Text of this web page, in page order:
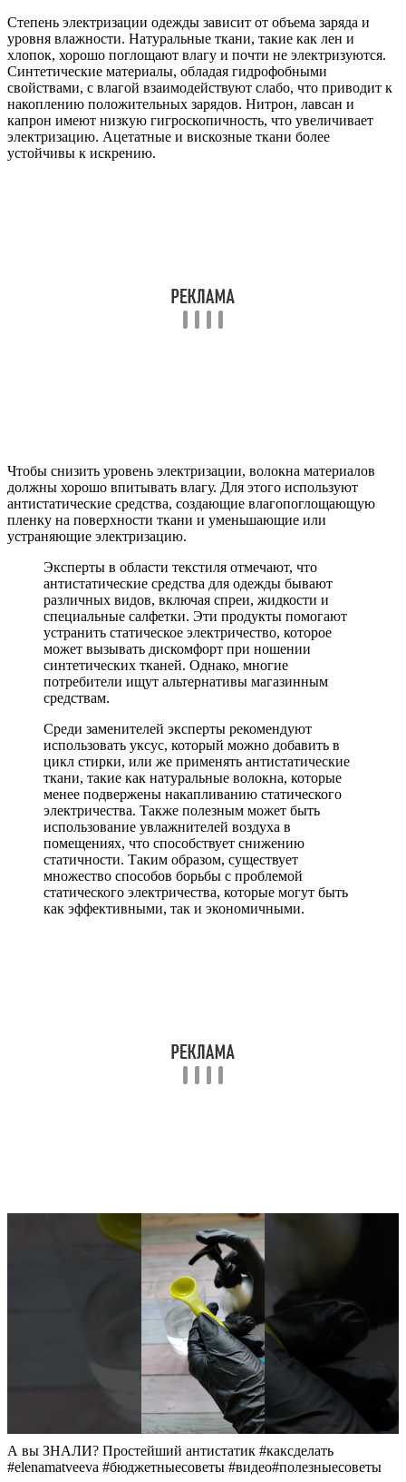
Степень электризации одежды зависит от объема заряда и
уровня влажности. Натуральные ткани, такие как лен и
хлопок, хорошо поглощают влагу и почти не электризуются.
Синтетические материалы, обладая гидрофобными
свойствами, с влагой взаимодействуют слабо, что приводит к
накоплению положительных зарядов. Нитрон, лавсан и
капрон имеют низкую гигроскопичность, что увеличивает
электризацию. Ацетатные и вискозные ткани более
устойчивы к искрению.
Чтобы снизить уровень электризации, волокна материалов
должны хорошо впитывать влагу. Для этого используют
антистатические средства, создающие влагопоглощающую
пленку на поверхности ткани и уменьшающие или
устраняющие электризацию.
Эксперты в области текстиля отмечают, что
антистатические средства для одежды бывают
различных видов, включая спреи, жидкости и
специальные салфетки. Эти продукты помогают
устранить статическое электричество, которое
может вызывать дискомфорт при ношении
синтетических тканей. Однако, многие
потребители ищут альтернативы магазинным
средствам.
Среди заменителей эксперты рекомендуют
использовать уксус, который можно добавить в
цикл стирки, или же применять антистатические
ткани, такие как натуральные волокна, которые
менее подвержены накапливанию статического
электричества. Также полезным может быть
использование увлажнителей воздуха в
помещениях, что способствует снижению
статичности. Таким образом, существует
множество способов борьбы с проблемой
статического электричества, которые могут быть
как эффективными, так и экономичными.
А вы ЗНАЛИ? Простейший антистатик #каксделать
#elenamatveeva #бюджетныесоветы #видео#полезныесоветы